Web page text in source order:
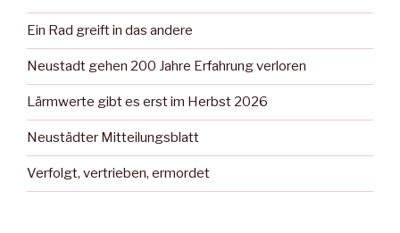
Ein Rad greift in das andere
Neustadt gehen 200 Jahre Erfahrung verloren
Lärmwerte gibt es erst im Herbst 2026
Neustädter Mitteilungsblatt
Verfolgt, vertrieben, ermordet